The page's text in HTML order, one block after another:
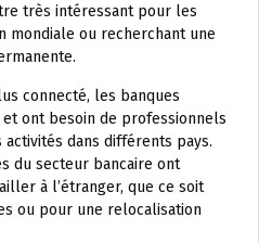
très intéressant pour les
mondiale ou recherchant une
connecté, les banques
ont besoin de professionnels
dans différents pays.
du secteur bancaire ont
à l’étranger, que ce soit
ou pour une relocalisation